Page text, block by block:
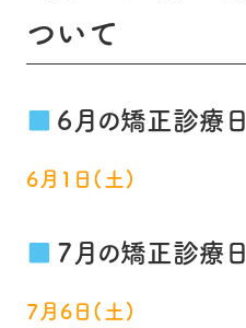
ついて
6月の矯正診療日
6月1日(土)
7月の矯正診療日
7月6日(土)